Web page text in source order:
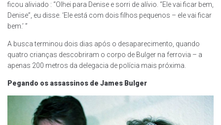
ficou aliviado : “Olhei para Denise e sorri de alívio. “Ele vai ficar bem,
Denise”, eu disse. ‘Ele está com dois filhos pequenos – ele vai ficar
bem.’ ”
A busca terminou dois dias após o desaparecimento, quando
quatro crianças descobriram o corpo de Bulger na ferrovia – a
apenas 200 metros da delegacia de polícia mais próxima.
Pegando os assassinos de James Bulger